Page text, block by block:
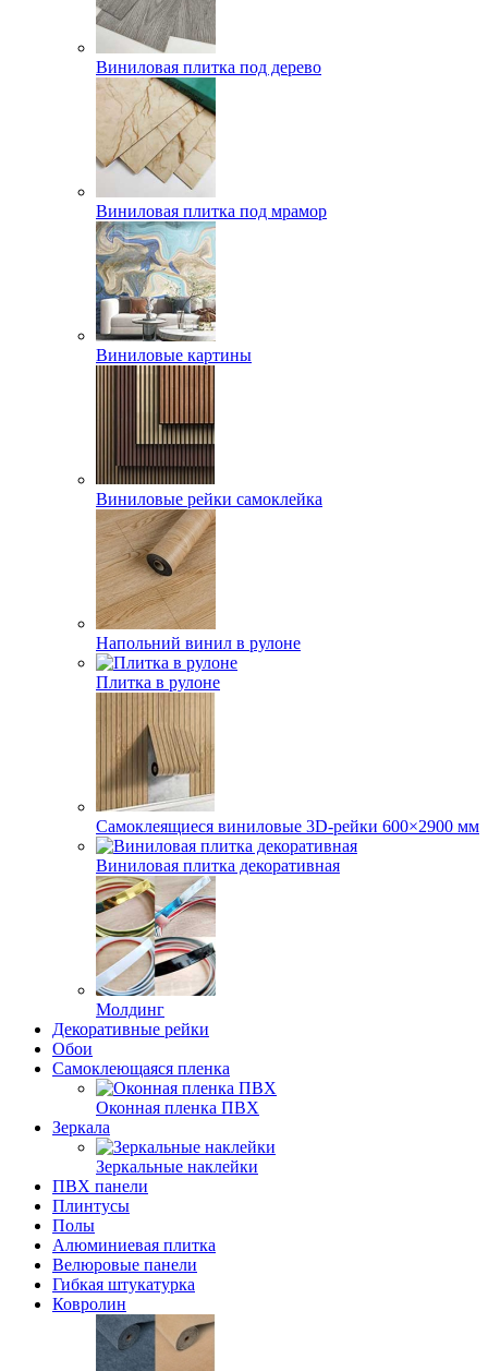
Виниловая плитка под дерево
Виниловая плитка под мрамор
Виниловые картины
Виниловые рейки самоклейка
Напольний винил в рулоне
Плитка в рулоне
Самоклеящиеся виниловые 3D‑рейки 600×2900 мм
Виниловая плитка декоративная
Молдинг
Декоративные рейки
Обои
Самоклеющаяся пленка
Оконная пленка ПВХ
Зеркала
Зеркальные наклейки
ПВХ панели
Плинтусы
Полы
Алюминиевая плитка
Велюровые панели
Гибкая штукатурка
Ковролин